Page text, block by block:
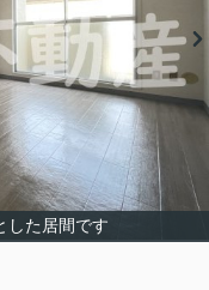
した居間です